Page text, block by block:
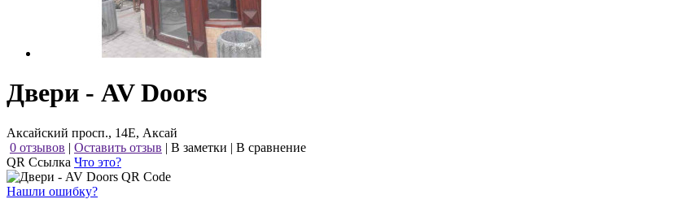
Двери - AV Doors
Аксайский просп., 14Е, Аксай
0 отзывов | Оставить отзыв | В заметки | В сравнение
QR Ссылка Что это?
Нашли ошибку?